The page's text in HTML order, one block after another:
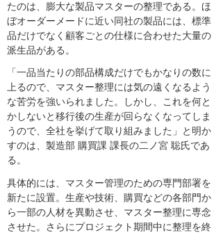
たのは、膨大な製品マスターの整理である。ほ
ぼオーダーメードに近い同社の製品には、標準
品だけでなく顧客ごとの仕様に合わせた大量の
派生品がある。
「一品当たりの部品構成だけでもかなりの数に
上るので、マスター整理には気の遠くなるよう
な苦労を強いられました。しかし、これを何と
かしないと移行後の生産が回らなくなってしま
うので、全社を挙げて取り組みました」と明か
すのは、製造部 購買課 課長の二ノ宮 聡氏であ
る。
具体的には、マスター管理のための専門部署を
新たに設置。生産や技術、購買などの各部門か
ら一部の人材を異動させ、マスター整理に専念
させた。さらにプロジェクト期間中に整理を終